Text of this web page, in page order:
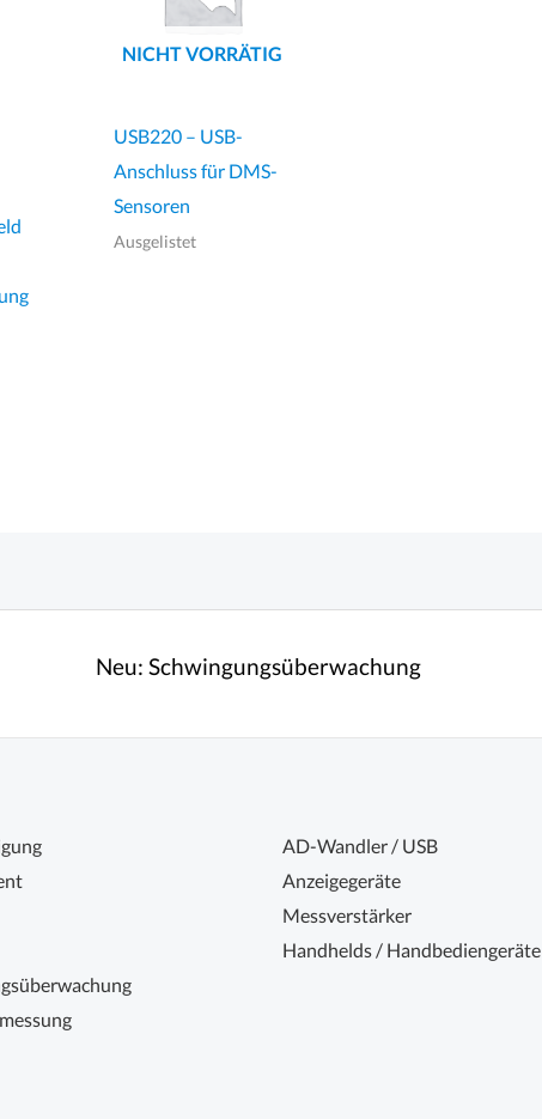
NICHT VORRÄTIG
USB220 – USB-
Anschluss für DMS-
Sensoren
Ausgelistet
Neu: Schwingungsüberwachung
AD-Wandler / USB
Anzeigegeräte
Messverstärker
Handhelds / Handbediengeräte